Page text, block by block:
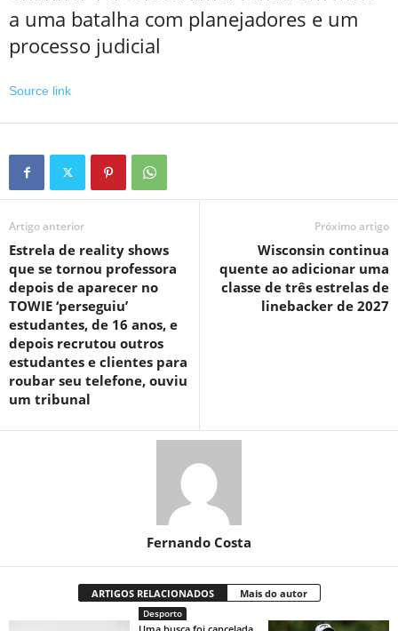
a uma batalha com planejadores e um
processo judicial
Source link
Artigo anterior
Estrela de reality shows
que se tornou professora
depois de aparecer no
TOWIE ‘perseguiu’
estudantes, de 16 anos, e
depois recrutou outros
estudantes e clientes para
roubar seu telefone, ouviu
um tribunal
Próximo artigo
Wisconsin continua
quente ao adicionar uma
classe de três estrelas de
linebacker de 2027
Fernando Costa
ARTIGOS RELACIONADOS Mais do autor
Desporto